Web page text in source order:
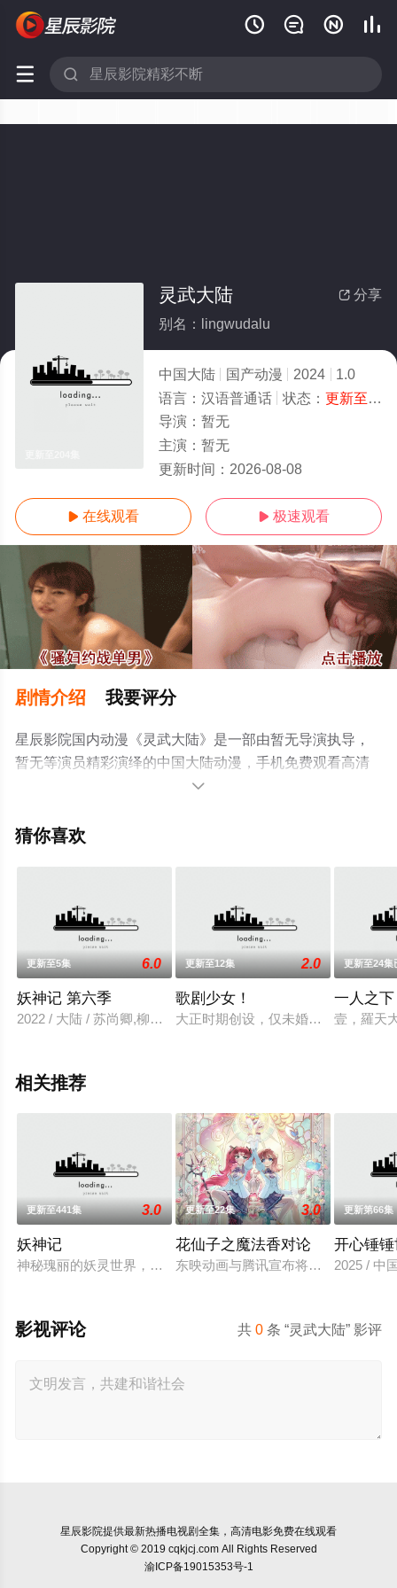
   
 
 分享
灵武大陆
别名：lingwudalu
中国大陆 国产动漫 2024
1.0
语言： 汉语普通话 状态： 更新至204集
导演： 暂无
主演： 暂无
更新时间： 2026-08-08
 在线观看  极速观看
剧情介绍 我要评分
星辰影院国内动漫《灵武大陆》是一部由暂无导演执导，
暂无等演员精彩演绎的中国大陆动漫，手机免费观看高清
未删减完整版动漫全集就上星辰影视，更多剧情信息可移

猜你喜欢
更新至5集 6.0
妖神记 第六季
2022 / 大陆 / 苏尚卿,柳知萧,张妮,陆敏悦,Minyue,Lu,钟巍,柳川
更新至12集 2.0
歌剧少女！
大正时期创设，仅未婚女性可以参与
更新至24集
一人之
壹，羅天
相关推荐
更新至441集 3.0
妖神记
神秘瑰丽的妖灵世界，奇奥无穷的时空妖灵之书，聂离追寻着
更新至22集 3.0
花仙子之魔法香对论
东映动画与腾讯宣布将联手打造『花
更新第66集
开心锤
2025 / 中
共0 条 “灵武大陆” 影评
影视评论
星辰影院提供最新热播电视剧全集，高清电影免费在线观看
Copyright © 2019 cqkjcj.com All Rights Reserved
渝ICP备19015353号-1